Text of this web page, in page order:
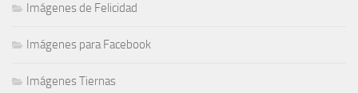
Imágenes de Felicidad
Imágenes para Facebook
Imágenes Tiernas